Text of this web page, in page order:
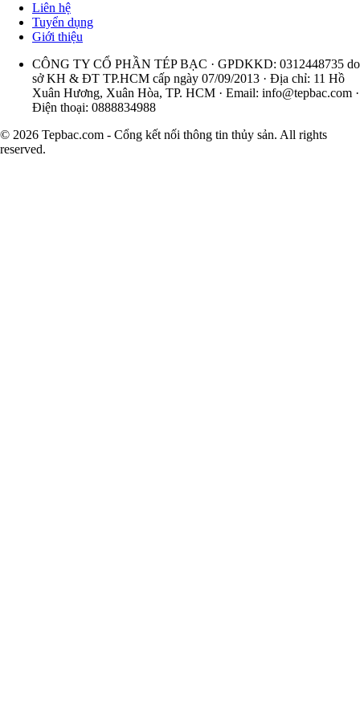
Liên hệ
Tuyển dụng
Giới thiệu
CÔNG TY CỔ PHẦN TÉP BẠC · GPDKKD: 0312448735 do
sở KH & ĐT TP.HCM cấp ngày 07/09/2013 · Địa chỉ: 11 Hồ
Xuân Hương, Xuân Hòa, TP. HCM · Email: info@tepbac.com ·
Điện thoại: 0888834988
© 2026 Tepbac.com - Cổng kết nối thông tin thủy sản. All rights
reserved.